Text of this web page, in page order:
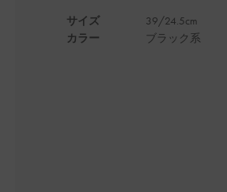
サイズ
カラー
39/24.5cm
ブラック系